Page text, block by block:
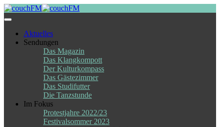
Skip
to
Aktuelles
Sendungen
Das Magazin
Das Klangkompott
Der Kulturkompass
Das Gästezimmer
Das Studifutter
Die Tanzstunde
Im Fokus
Protestjahre 2022/23
Festivalsommer 2023